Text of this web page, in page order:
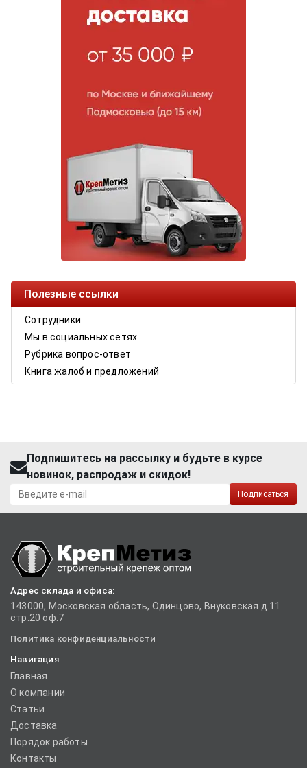
Полезные ссылки
Сотрудники
Мы в социальных сетях
Рубрика вопрос-ответ
Книга жалоб и предложений
Подпишитесь на рассылку и будьте в курсе
новинок, распродаж и скидок!
Подписаться
Адрес склада и офиса:
143000, Московская область, Одинцово, Внуковская д.11
стр.20 оф.7
Политика конфиденциальности
Навигация
Главная
О компании
Статьи
Доставка
Порядок работы
Контакты